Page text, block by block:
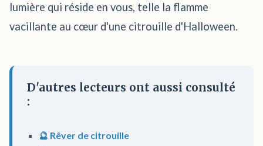
lumière qui réside en vous, telle la flamme
vacillante au cœur d'une citrouille d'Halloween.
D'autres lecteurs ont aussi consulté
:
🔮 Rêver de citrouille